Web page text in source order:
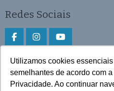
Utilizamos cookies
semelhantes de acordo com
Privacidade. Ao continuar
Redes Sociais
Faça download do aplicativo
Play Store e App Store